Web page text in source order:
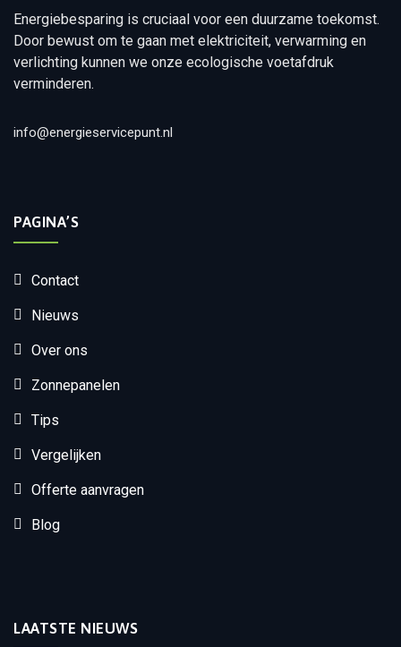
Energiebesparing is cruciaal voor een duurzame toekomst.
Door bewust om te gaan met elektriciteit, verwarming en
verlichting kunnen we onze ecologische voetafdruk
verminderen.
info@energieservicepunt.nl
PAGINA’S
Contact
Nieuws
Over ons
Zonnepanelen
Tips
Vergelijken
Offerte aanvragen
Blog
LAATSTE NIEUWS